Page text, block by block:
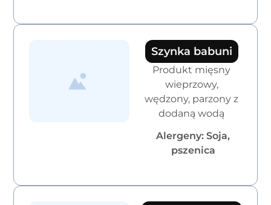
Szynka babuni
Produkt mięsny
wieprzowy,
wędzony, parzony z
dodaną wodą
Alergeny: Soja,
pszenica